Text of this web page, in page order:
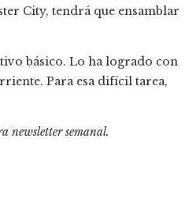
City, tendrá que ensamblar
básico. Lo ha logrado con
Para esa difícil tarea,
newsletter semanal.